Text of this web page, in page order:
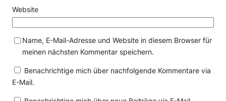
Website
Name, E-Mail-Adresse und Website in diesem Browser für
meinen nächsten Kommentar speichern.
Benachrichtige mich über nachfolgende Kommentare via
E-Mail.